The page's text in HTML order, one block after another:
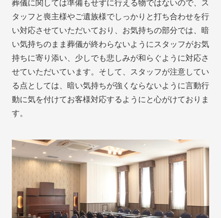
葬儀に関しては準備もせずに行える物ではないので、ス
タッフと喪主様やご遺族様でしっかりと打ち合わせを行
い対応させていただいており、お気持ちの部分では、暗
い気持ちのまま葬儀が終わらないようにスタッフがお気
持ちに寄り添い、少しでも悲しみが和らぐように対応さ
せていただいています。そして、スタッフが注意してい
る点としては、暗い気持ちが強くならないように言動行
動に気を付けてお客様対応するようにと心がけておりま
す。